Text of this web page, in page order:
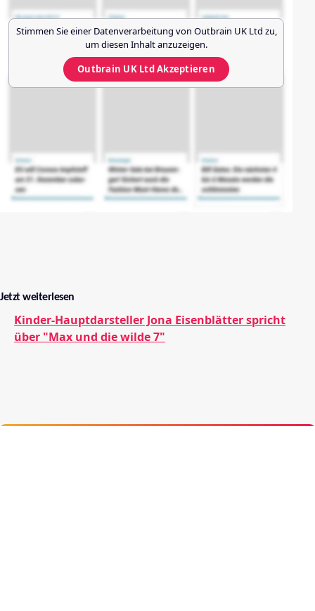
Stimmen Sie einer Datenverarbeitung von Outbrain UK Ltd zu,
um diesen Inhalt anzuzeigen.
Outbrain UK LtdAkzeptieren
Jetzt weiterlesen
Kinder-Hauptdarsteller Jona Eisenblätter spricht
über "Max und die wilde 7"